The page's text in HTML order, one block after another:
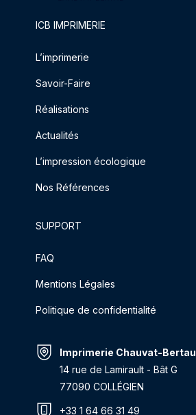
ICB IMPRIMERIE
L’imprimerie
Savoir-Faire
Réalisations
Actualités
L’impression écologique
Nos Références
SUPPORT
FAQ
Mentions Légales
Politique de confidentialité
Imprimerie Chauvat-Bertau
14 rue de Lamirault - Bât G
77090 COLLÉGIEN
+33 1 64 66 31 49